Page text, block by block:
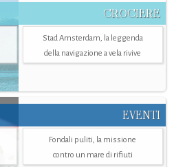
CROCIERE
Stad Amsterdam, la leggenda
della navigazione a vela rivive
EVENTI
Fondali puliti, la missione
contro un mare di rifiuti